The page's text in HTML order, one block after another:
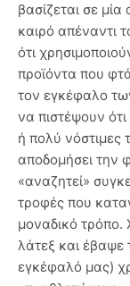
βασίζεται σε
καιρό απέναντι
ότι
προϊόντα που
τον εγκέφαλο
να πιστέψουν
ή πολύ νόστιμες
αποδομήσει την
«αναζητεί»
τροφές που
μοναδικό
λάτεξ και έβαψε
εγκέφαλό μας)